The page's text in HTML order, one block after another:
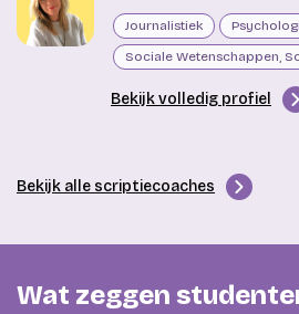
Journalistiek
Sociale Wetenschappen,
Bekijk volledig profiel
Bekijk alle scriptiecoaches
Wat zeggen